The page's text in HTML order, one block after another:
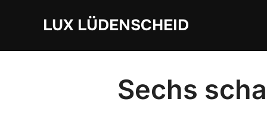
LUX LÜDENSCHEID
Sechs